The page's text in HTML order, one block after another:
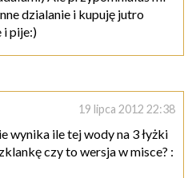
dzialanie i kupuję jutro
i pije:)
19 lipca 2012 22:38
wynika ile tej wody na 3 łyżki
czy to wersja w misce? :